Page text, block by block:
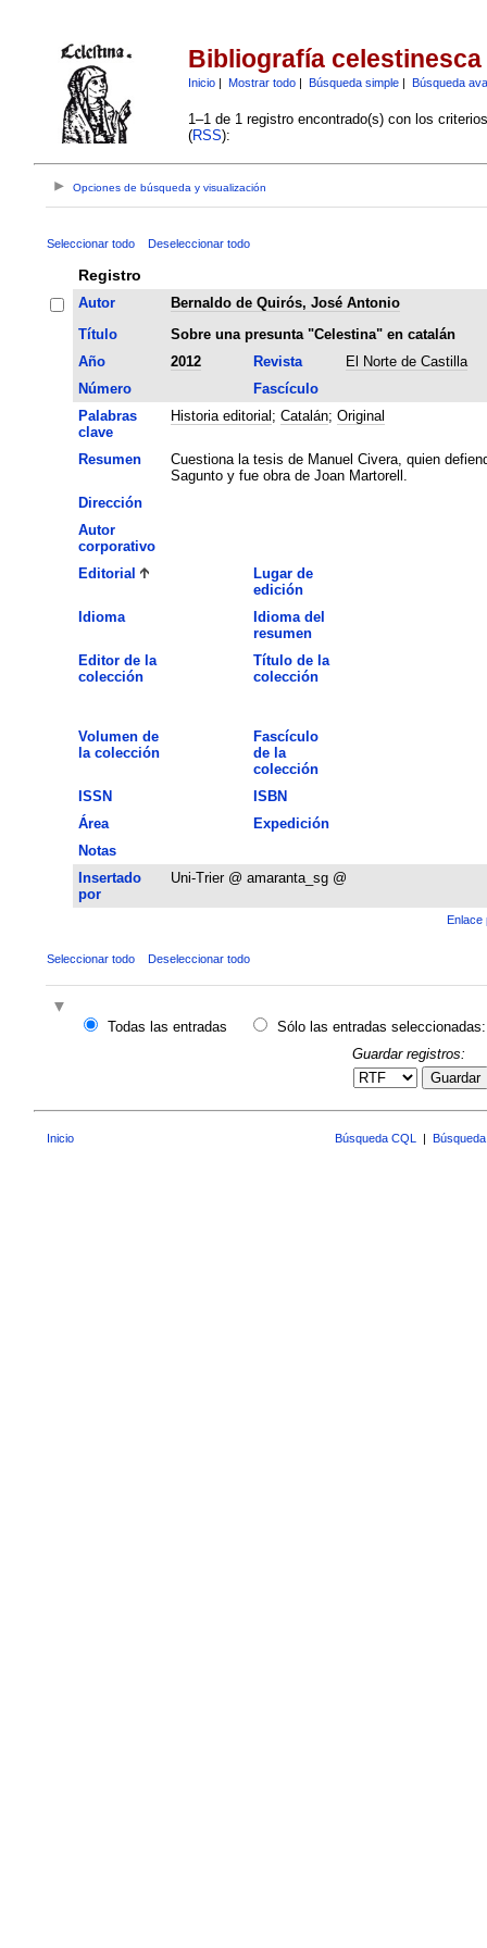
Bibliografía celestinesca
Inicio| Mostrar todo| Búsqueda simple| Búsqueda
1–1 de 1 registro encontrado(s) con los
(RSS):
Opciones de búsqueda y visualización
Seleccionar todo Deseleccionar todo
Registro
Autor
Bernaldo de Quirós, José Antonio
Título
Sobre una presunta "Celestina" en catalán
Año
2012 Revista
El Norte de Castilla
Número
Fascículo
Palabras
clave
Historia editorial ; Catalán; Original
Resumen
Cuestiona la tesis de Manuel Civera, quien
Sagunto y fue obra de Joan Martorell.
Dirección
Autor
corporativo
Editorial
Lugar de
edición
Idioma
Idioma del
resumen
Editor de la
colección
Título de la
colección
Volumen de
la colección
Fascículo
de la
colección
ISSN
ISBN
Área
Expedición
Notas
Insertado
por
Uni-Trier @ amaranta_sg @
Enlace
Seleccionar todo Deseleccionar todo
Todas las entradas
Sólo las entradas seleccionadas:
Guardar registros:
Guardar
Inicio Búsqueda CQL